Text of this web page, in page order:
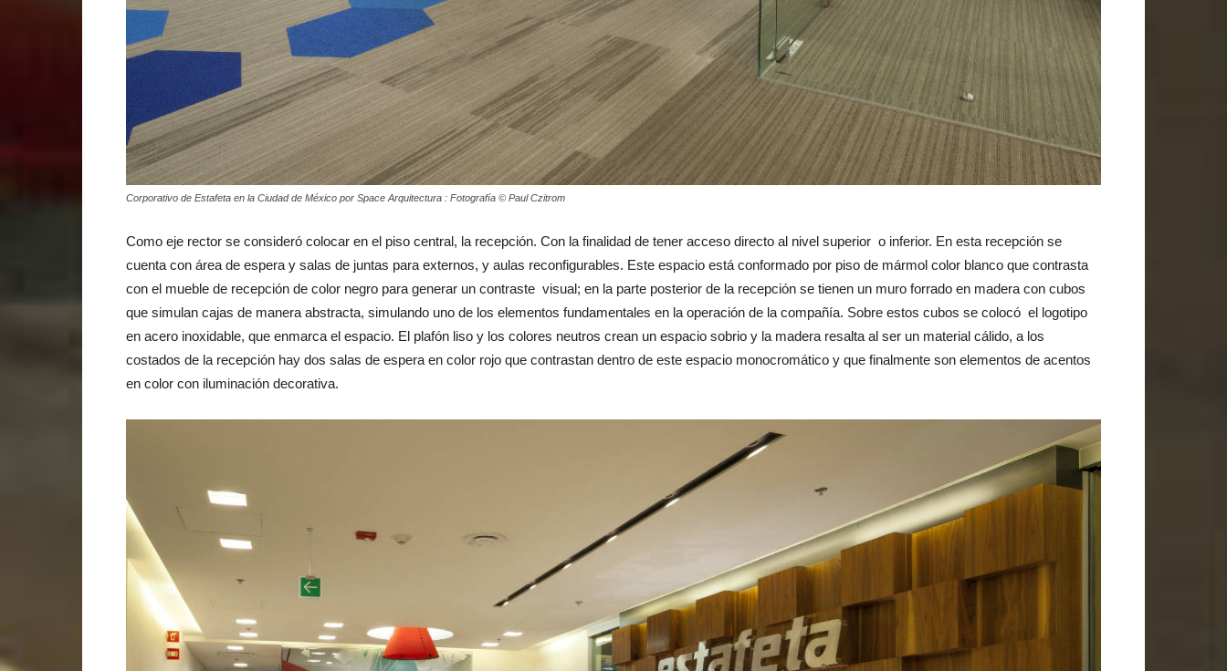
Corporativo de Estafeta en la Ciudad de México por Space Arquitectura : Fotografía © Paul Czitrom
Como eje rector se consideró colocar en el piso central, la recepción. Con la finalidad de tener acceso directo al nivel superior o inferior. En esta recepción se
cuenta con área de espera y salas de juntas para externos, y aulas reconfigurables. Este espacio está conformado por piso de mármol color blanco que contrasta
con el mueble de recepción de color negro para generar un contraste visual; en la parte posterior de la recepción se tienen un muro forrado en madera con cubos
que simulan cajas de manera abstracta, simulando uno de los elementos fundamentales en la operación de la compañía. Sobre estos cubos se colocó el logotipo
en acero inoxidable, que enmarca el espacio. El plafón liso y los colores neutros crean un espacio sobrio y la madera resalta al ser un material cálido, a los
costados de la recepción hay dos salas de espera en color rojo que contrastan dentro de este espacio monocromático y que finalmente son elementos de acentos
en color con iluminación decorativa.